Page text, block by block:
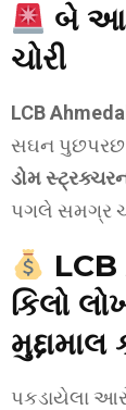
બે
ચોરી
LCB
સઘન પુછપરછ
ડોમ
પગલે સમગ્ર
કિલો
પકડાયેલા